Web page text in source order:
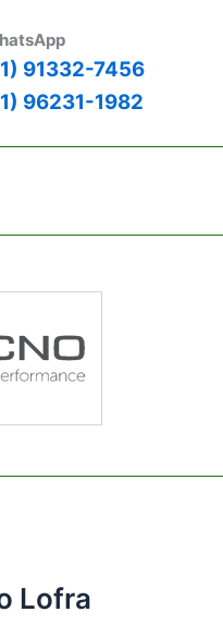
91332-7456
96231-1982
Lofra